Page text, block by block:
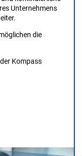
Unternehmens
die
Kompass